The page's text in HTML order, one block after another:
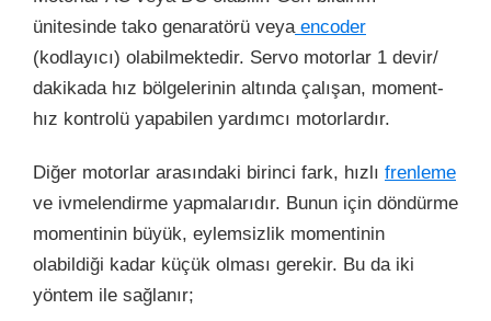
ünitesinde tako genaratörü veyaencoder
(kodlayıcı) olabilmektedir. Servo motorlar 1 devir/
dakikada hız bölgelerinin altında çalışan, moment-
hız kontrolü yapabilen yardımcı motorlardır.
Diğer motorlar arasındaki birinci fark, hızlı frenleme
ve ivmelendirme yapmalarıdır. Bunun için döndürme
momentinin büyük, eylemsizlik momentinin
olabildiği kadar küçük olması gerekir. Bu da iki
yöntem ile sağlanır;